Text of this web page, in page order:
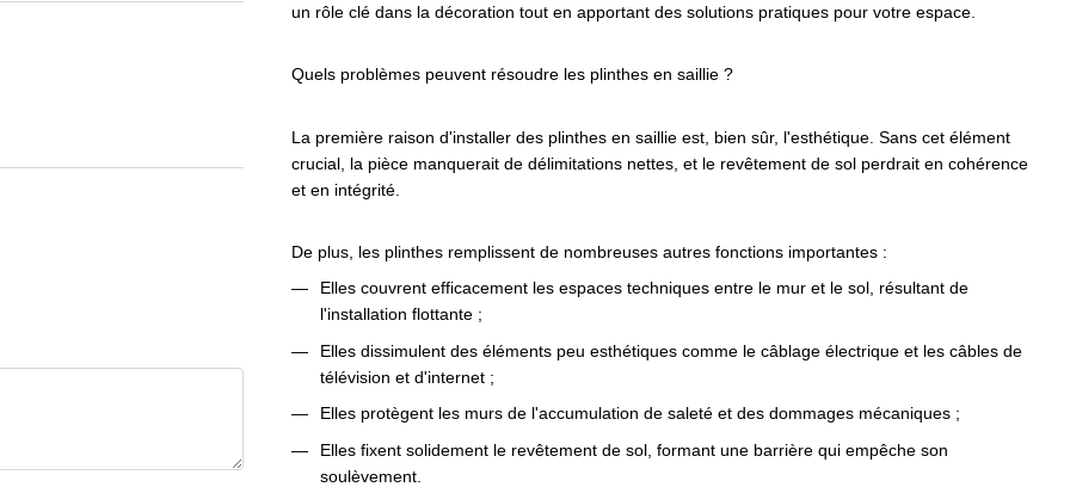
un rôle clé dans la décoration tout en apportant des solutions pratiques pour votre espace.
Quels problèmes peuvent résoudre les plinthes en saillie ?
La première raison d'installer des plinthes en saillie est, bien sûr, l'esthétique. Sans cet élément
crucial, la pièce manquerait de délimitations nettes, et le revêtement de sol perdrait en cohérence
et en intégrité.
De plus, les plinthes remplissent de nombreuses autres fonctions importantes :
Elles couvrent efficacement les espaces techniques entre le mur et le sol, résultant de
l'installation flottante ;
Elles dissimulent des éléments peu esthétiques comme le câblage électrique et les câbles de
télévision et d'internet ;
Elles protègent les murs de l'accumulation de saleté et des dommages mécaniques ;
Elles fixent solidement le revêtement de sol, formant une barrière qui empêche son
soulèvement.